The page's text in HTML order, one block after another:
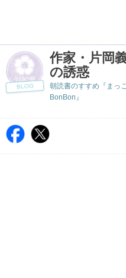
BLOG
作家・片岡
の誘惑
朝読書のすすめ『まっ
BonBon』